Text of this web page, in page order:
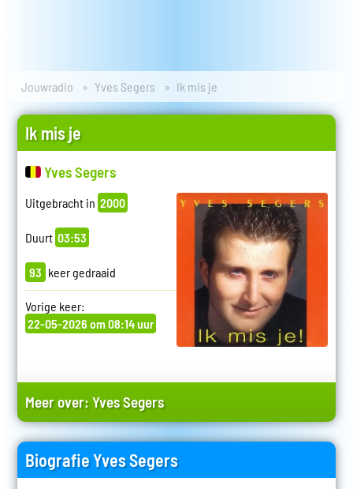
Jouwradio Yves Segers Ik mis je
Ik mis je
Yves Segers
Uitgebracht in 2000
Duurt 03:53
93 keer gedraaid
Vorige keer:
22-05-2026 om 08:14 uur
Meer over:Yves Segers
Biografie Yves Segers